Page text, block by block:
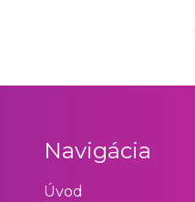
Navigácia
Úvod